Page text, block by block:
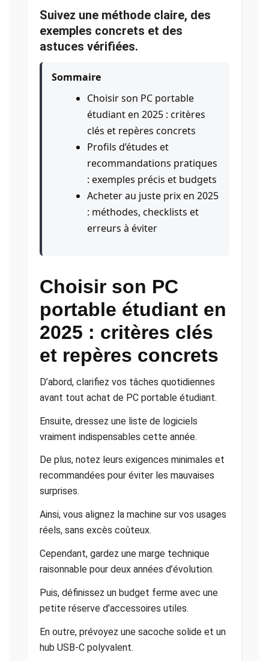
Suivez une méthode claire, des
exemples concrets et des
astuces vérifiées.
Sommaire
Choisir son PC portable
étudiant en 2025 : critères
clés et repères concrets
Profils d’études et
recommandations pratiques
: exemples précis et budgets
Acheter au juste prix en 2025
: méthodes, checklists et
erreurs à éviter
Choisir son PC
portable étudiant en
2025 : critères clés
et repères concrets
D’abord, clarifiez vos tâches quotidiennes
avant tout achat de PC portable étudiant.
Ensuite, dressez une liste de logiciels
vraiment indispensables cette année.
De plus, notez leurs exigences minimales et
recommandées pour éviter les mauvaises
surprises.
Ainsi, vous alignez la machine sur vos usages
réels, sans excès coûteux.
Cependant, gardez une marge technique
raisonnable pour deux années d’évolution.
Puis, définissez un budget ferme avec une
petite réserve d’accessoires utiles.
En outre, prévoyez une sacoche solide et un
hub USB-C polyvalent.